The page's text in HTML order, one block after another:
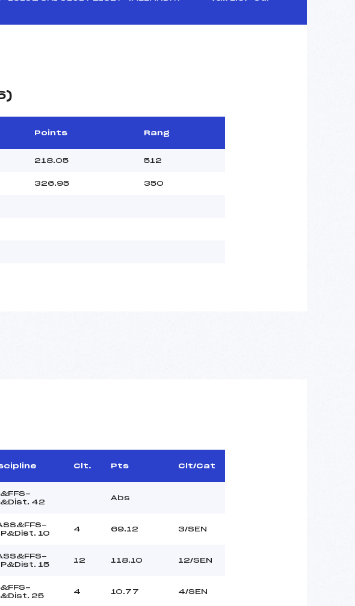
Points Rang
218.05 512
326.95 350
Clt. Pts Clt/Cat
42
Abs
10
4 69.12 3/SEN
15
12 118.10 12/SEN
25
4 10.77 4/SEN